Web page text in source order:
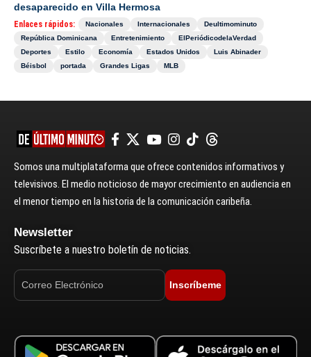
desaparecido en Villa Hermosa
Enlaces rápidos: Nacionales Internacionales
Deultimominuto
República Dominicana
Entretenimiento
ElPeriódicodelaVerdad
Deportes
Estilo Economía Estados Unidos
Luis Abinader
Béisbol
portada Grandes Ligas MLB
Somos una multiplataforma que ofrece contenidos informativos y
televisivos. El medio noticioso de mayor crecimiento en audiencia en
el menor tiempo en la historia de la comunicación caribeña.
Newsletter
Suscríbete a nuestro boletín de noticias.
Inscríbeme